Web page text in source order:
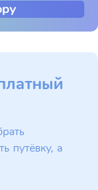
путёвку, а